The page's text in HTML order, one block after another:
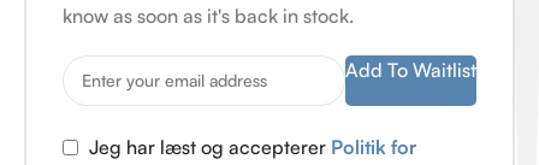
know as soon as it's back in stock.
Add To Waitlist
Jeg har læst og accepterer Politik for